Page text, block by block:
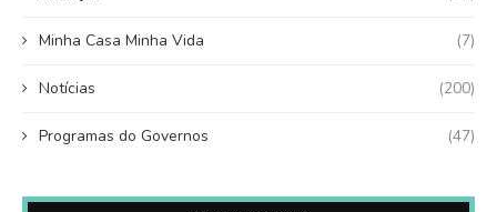
Minha Casa Minha Vida (7)
Notícias (200)
Programas do Governos (47)